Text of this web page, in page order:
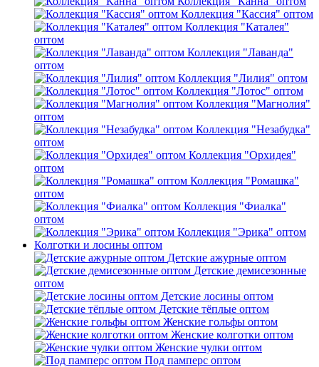
Коллекция "Кассия" оптом
Коллекция "Каталея"
оптом
Коллекция "Лаванда"
оптом
Коллекция "Лилия" оптом
Коллекция "Лотос" оптом
Коллекция "Магнолия"
оптом
Коллекция "Незабудка"
оптом
Коллекция "Орхидея"
оптом
Коллекция "Ромашка"
оптом
Коллекция "Фиалка"
оптом
Коллекция "Эрика" оптом
Колготки и лосины оптом
Детские ажурные оптом
Детские демисезонные
оптом
Детские лосины оптом
Детские тёплые оптом
Женские гольфы оптом
Женские колготки оптом
Женские чулки оптом
Под памперс оптом